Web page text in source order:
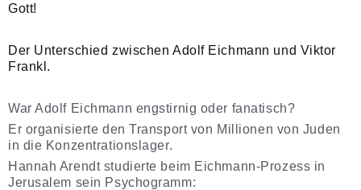
Gott!
Der Unterschied zwischen Adolf Eichmann und Viktor
Frankl.
War Adolf Eichmann engstirnig oder fanatisch?
Er organisierte den Transport von Millionen von Juden
in die Konzentrationslager.
Hannah Arendt studierte beim Eichmann-Prozess in
Jerusalem sein Psychogramm: